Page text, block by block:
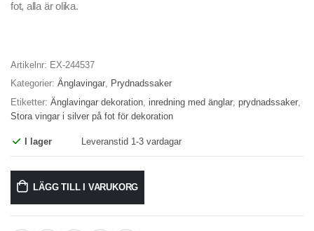
fot, alla är olika.
Artikelnr: EX-244537
Kategorier: Änglavingar, Prydnadssaker
Etiketter: Änglavingar dekoration inredning med änglar prydnadssaker
Stora vingar i silver på fot för dekoration
I lager Leveranstid 1-3 vardagar
LÄGG TILL I VARUKORG